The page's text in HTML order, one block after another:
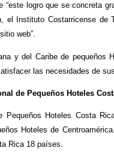
“este logro que se concreta
el Instituto Costarricense
web”.
y del Caribe de
las necesidades de
de Pequeños Hoteles
Pequeños Hoteles Costa
Hoteles de
Rica 18 países.